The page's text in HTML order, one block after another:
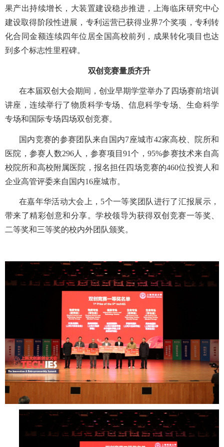
果产出持续增长，大装置建设稳步推进，上海临床研究中心
建设取得阶段性进展，专利运营已获得业界7个奖项，专利转
化合同金额连续四年位居全国高校前列，成果转化项目也达
到多个标志性里程碑。
双创竞赛量质齐升
在本届双创大会期间，创业早期学堂举办了四场赛前培训
讲座，连续举行了物质科学专场、信息科学专场、生命科学
专场和国际专场四场双创竞赛。
国内竞赛的参赛团队来自国内7座城市42家高校、院所和
医院，参赛人数296 人，参赛项目91个， 95%参赛技术来自高
校院所和高校附属医院，报名担任四场竞赛的460位投资人和
企业高管评委来自国内16座城市。
在嘉年华活动大会上， 5个一等奖团队进行了汇报展示，
带来了精彩创意和分享。学校领导为获得双创竞赛一等奖、
二等奖和三等奖的校内外团队颁奖。